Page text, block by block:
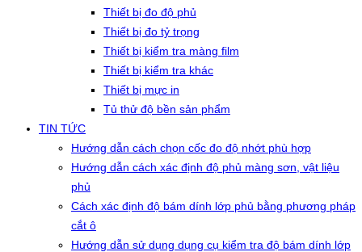
Thiết bị đo độ phủ
Thiết bị đo tỷ trọng
Thiết bị kiểm tra màng film
Thiết bị kiểm tra khác
Thiết bị mực in
Tủ thử độ bền sản phẩm
TIN TỨC
Hướng dẫn cách chọn cốc đo độ nhớt phù hợp
Hướng dẫn cách xác định độ phủ màng sơn, vật liệu
phủ
Cách xác định độ bám dính lớp phủ bằng phương pháp
cắt ô
Hướng dẫn sử dụng dụng cụ kiểm tra độ bám dính lớp